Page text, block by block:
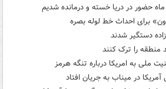
برای احداث خط لوله بصره
منطقه را ترک کنند
ملی به امریکا درباره تنگه هرمز
در میناب به جریان افتاد